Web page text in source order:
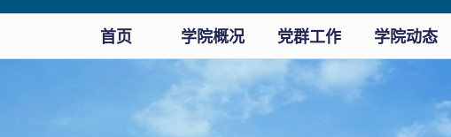
首页 学院概况 党群工作 学院动态